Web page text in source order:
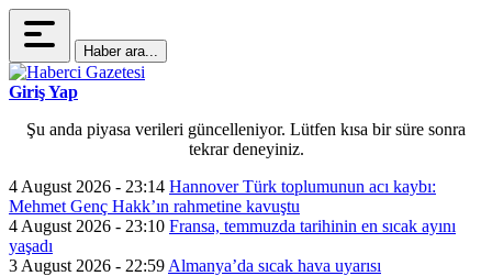
Haber ara...
Giriş Yap
Şu anda piyasa verileri güncelleniyor. Lütfen kısa bir süre sonra
tekrar deneyiniz.
4 August 2026 - 23:14 Hannover Türk toplumunun acı kaybı:
Mehmet Genç Hakk’ın rahmetine kavuştu
4 August 2026 - 23:10 Fransa, temmuzda tarihinin en sıcak ayını
yaşadı
3 August 2026 - 22:59 Almanya’da sıcak hava uyarısı